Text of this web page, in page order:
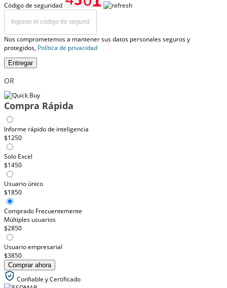
Código de seguridad
Nos comprometemos a mantener sus datos personales seguros y
protegidos, Política de privacidad
Entregar
OR
Compra Rápida
Informe rápido de inteligencia
$1250
Solo Excel
$1450
Usuario único
$1850
Comprado Frecuentemente
Múltiples usuarios
$2850
Usuario empresarial
$3850
Comprar ahora
Confiable y Certificado